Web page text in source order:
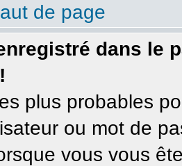
de page
dans le
plus probables
ou mot de
vous vous